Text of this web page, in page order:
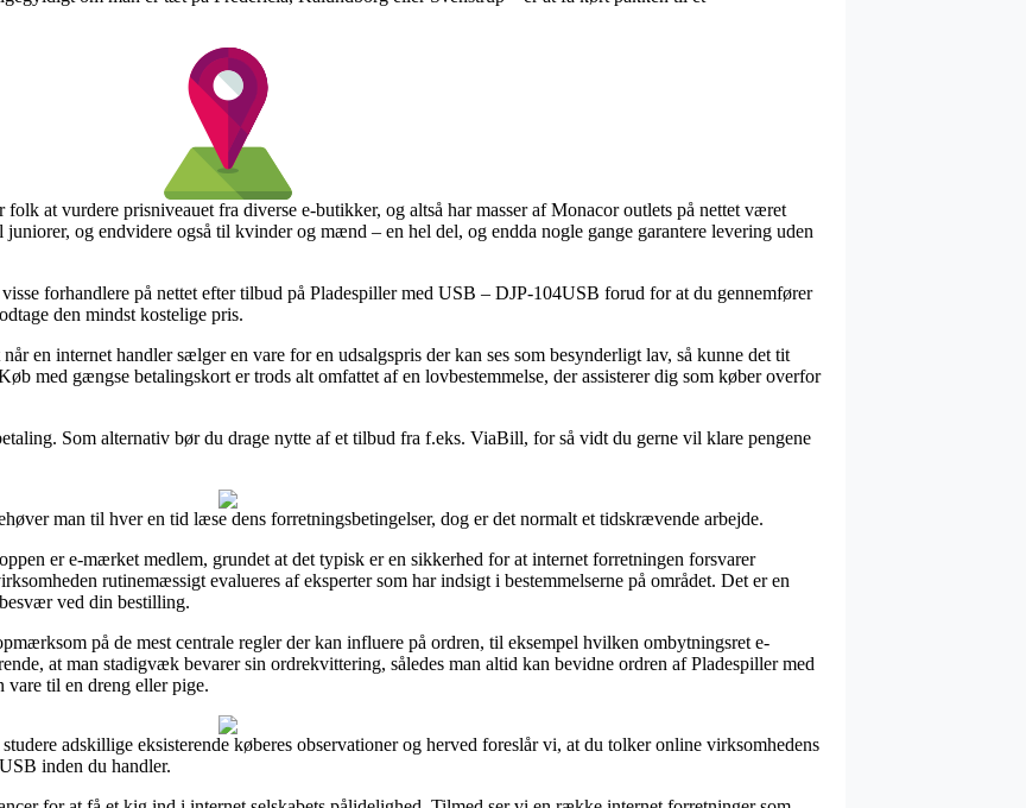
at vurdere prisniveauet fra diverse e-butikker, og altså har masser af Monacor outlets på nettet været
og endvidere også til kvinder og mænd – en hel del, og endda nogle gange garantere levering uden
forhandlere på nettet efter tilbud på Pladespiller med USB – DJP-104USB forud for at du gennemfører
den mindst kostelige pris.
en internet handler sælger en vare for en udsalgspris der kan ses som besynderligt lav, så kunne det tit
med gængse betalingskort er trods alt omfattet af en lovbestemmelse, der assisterer dig som køber overfor
Som alternativ bør du drage nytte af et tilbud fra f.eks. ViaBill, for så vidt du gerne vil klare pengene
man til hver en tid læse dens forretningsbetingelser, dog er det normalt et tidskrævende arbejde.
er e-mærket medlem, grundet at det typisk er en sikkerhed for at internet forretningen forsvarer
rutinemæssigt evalueres af eksperter som har indsigt i bestemmelserne på området. Det er en
ved din bestilling.
på de mest centrale regler der kan influere på ordren, til eksempel hvilken ombytningsret e-
at man stadigvæk bevarer sin ordrekvittering, således man altid kan bevidne ordren af Pladespiller med
til en dreng eller pige.
adskillige eksisterende køberes observationer og herved foreslår vi, at du tolker online virksomhedens
inden du handler.